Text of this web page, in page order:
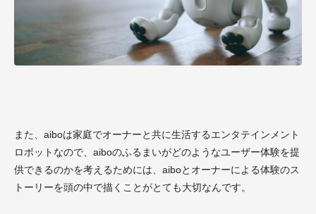
また、aiboは家庭でオーナーと共に生活するエンタテインメント
ロボットなので、aiboのふるまいがどのようなユーザー体験を提
供できるのかを考えるためには、aiboとオーナーによる体験のス
トーリーを頭の中で描くことがとても大切なんです。